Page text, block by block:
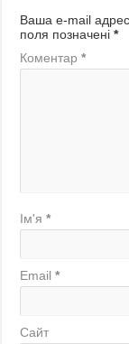
Ваша e-mail
поля позначені*
Коментар*
Ім'я*
Email*
Сайт